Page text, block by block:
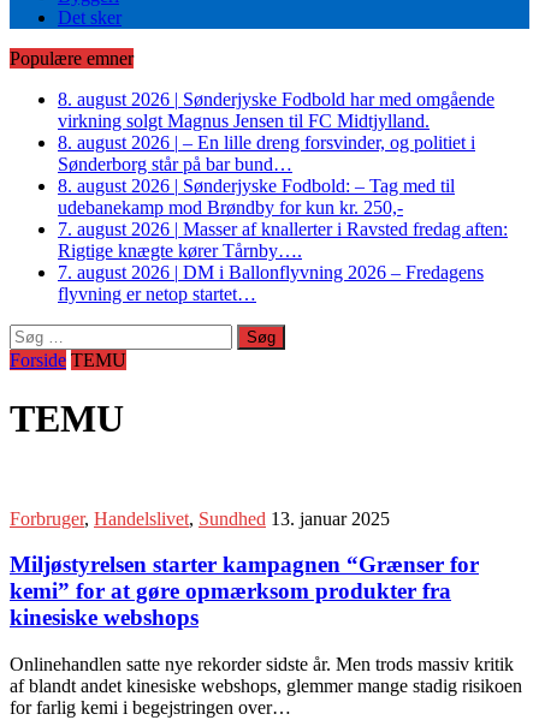
Det sker
Populære emner
8. august 2026 | Sønderjyske Fodbold har med omgående
virkning solgt Magnus Jensen til FC Midtjylland.
8. august 2026 | – En lille dreng forsvinder, og politiet i
Sønderborg står på bar bund…
8. august 2026 | Sønderjyske Fodbold: – Tag med til
udebanekamp mod Brøndby for kun kr. 250,-
7. august 2026 | Masser af knallerter i Ravsted fredag aften:
Rigtige knægte kører Tårnby….
7. august 2026 | DM i Ballonflyvning 2026 – Fredagens
flyvning er netop startet…
Søg
efter:
Forside TEMU
TEMU
Forbruger, Handelslivet, Sundhed 13. januar 2025
Miljøstyrelsen starter kampagnen “Grænser for
kemi” for at gøre opmærksom produkter fra
kinesiske webshops
Onlinehandlen satte nye rekorder sidste år. Men trods massiv kritik
af blandt andet kinesiske webshops, glemmer mange stadig risikoen
for farlig kemi i begejstringen over…